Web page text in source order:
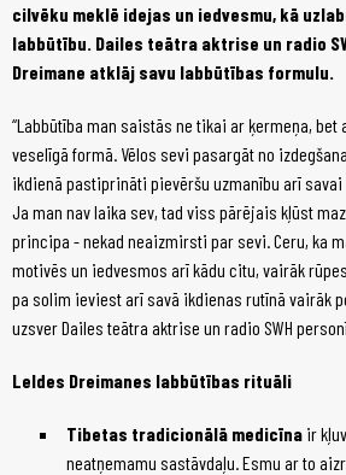
cilvēku meklē idejas un iedvesmu, kā
labbūtību. Dailes teātra aktrise un radio
Dreimane atklāj savu labbūtības formulu.
“Labbūtība man saistās ne tikai ar ķermeņa, bet
veselīgā formā. Vēlos sevi pasargāt no
ikdienā pastiprināti pievēršu uzmanību arī
Ja man nav laika sev, tad viss pārējais kļūst
principa - nekad neaizmirsti par sevi. Ceru, ka
motivēs un iedvesmos arī kādu citu, vairāk
pa solim ieviest arī savā ikdienas rutīnā vairāk
uzsver Dailes teātra aktrise un radio SWH
Leldes Dreimanes labbūtības rituāli
Tibetas tradicionālā medicīna ir
neatņemamu sastāvdaļu. Esmu ar to